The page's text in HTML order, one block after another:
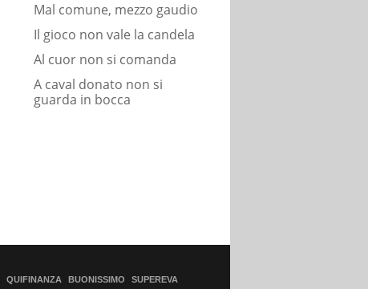
Mal comune, mezzo gaudio
Il gioco non vale la candela
Al cuor non si comanda
A caval donato non si
guarda in bocca
QUIFINANZA BUONISSIMO SUPEREVA